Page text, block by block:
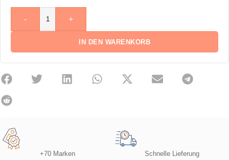
- +
IN DEN WARENKORB
+70 Marken Schnelle Lieferung